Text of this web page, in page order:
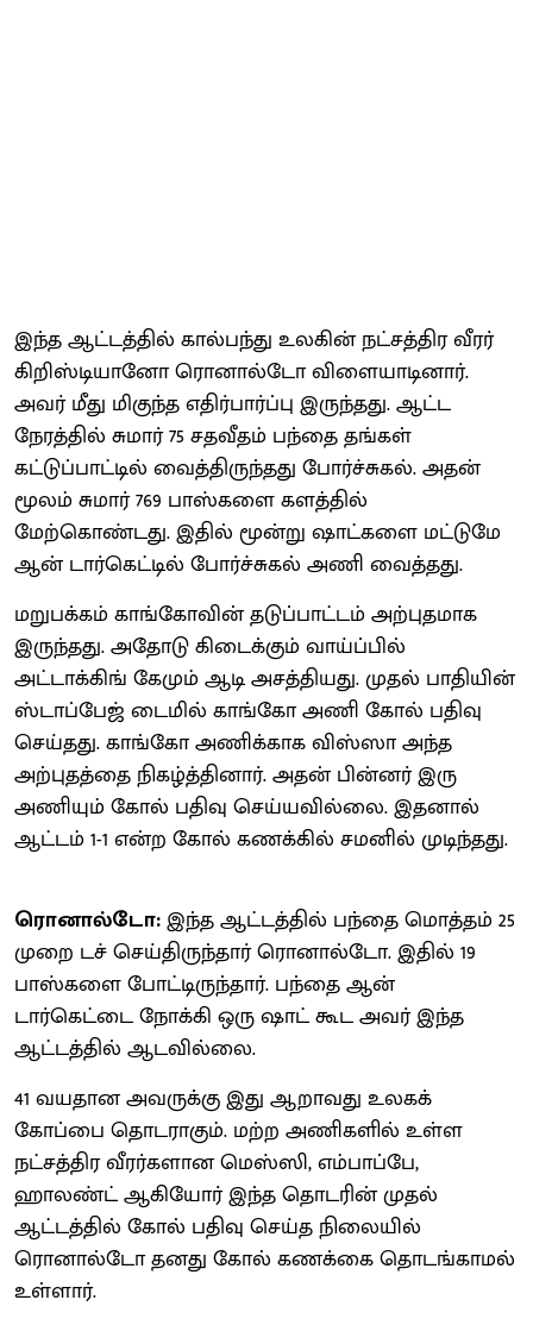
இந்த ஆட்டத்தில் கால்பந்து உலகின் நட்சத்திர வீரர்
கிறிஸ்டியானோ ரொனால்டோ விளையாடினார்.
அவர் மீது மிகுந்த எதிர்பார்ப்பு இருந்தது. ஆட்ட
நேரத்தில் சுமார் 75 சதவீதம் பந்தை தங்கள்
கட்டுப்பாட்டில் வைத்திருந்தது போர்ச்சுகல். அதன்
மூலம் சுமார் 769 பாஸ்களை களத்தில்
மேற்கொண்டது. இதில் மூன்று ஷாட்களை மட்டுமே
ஆன் டார்கெட்டில் போர்ச்சுகல் அணி வைத்தது.
மறுபக்கம் காங்கோவின் தடுப்பாட்டம் அற்புதமாக
இருந்தது. அதோடு கிடைக்கும் வாய்ப்பில்
அட்டாக்கிங் கேமும் ஆடி அசத்தியது. முதல் பாதியின்
ஸ்டாப்பேஜ் டைமில் காங்கோ அணி கோல் பதிவு
செய்தது. காங்கோ அணிக்காக விஸ்ஸா அந்த
அற்புதத்தை நிகழ்த்தினார். அதன் பின்னர் இரு
அணியும் கோல் பதிவு செய்யவில்லை. இதனால்
ஆட்டம் 1-1 என்ற கோல் கணக்கில் சமனில் முடிந்தது.
ரொனால்டோ:இந்த ஆட்டத்தில் பந்தை மொத்தம் 25
முறை டச் செய்திருந்தார் ரொனால்டோ. இதில் 19
பாஸ்களை போட்டிருந்தார். பந்தை ஆன்
டார்கெட்டை நோக்கி ஒரு ஷாட் கூட அவர் இந்த
ஆட்டத்தில் ஆடவில்லை.
41 வயதான அவருக்கு இது ஆறாவது உலகக்
கோப்பை தொடராகும். மற்ற அணிகளில் உள்ள
நட்சத்திர வீரர்களான மெஸ்ஸி, எம்பாப்பே,
ஹாலண்ட் ஆகியோர் இந்த தொடரின் முதல்
ஆட்டத்தில் கோல் பதிவு செய்த நிலையில்
ரொனால்டோ தனது கோல் கணக்கை தொடங்காமல்
உள்ளார்.